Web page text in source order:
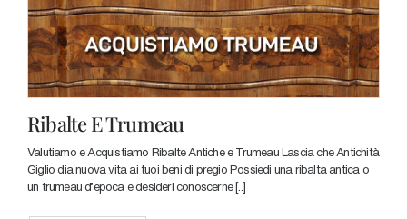
Ribalte E Trumeau
Valutiamo e Acquistiamo Ribalte Antiche e Trumeau Lascia che Antichità
Giglio dia nuova vita ai tuoi beni di pregio Possiedi una ribalta antica o
un trumeau d'epoca e desideri conoscerne [..]